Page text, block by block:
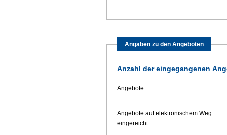
Angaben zu den Angeboten
Anzahl der eingegangenen
Angebote
Angebote auf elektronischem Weg
eingereicht